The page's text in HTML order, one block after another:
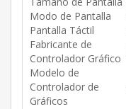
Modo de Pantalla
Pantalla Táctil
Fabricante de
Controlador Gráfico
Modelo de
Controlador de
Gráficos